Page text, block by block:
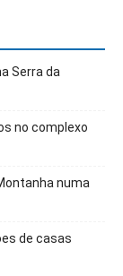
Serra da
no complexo
numa
de casas